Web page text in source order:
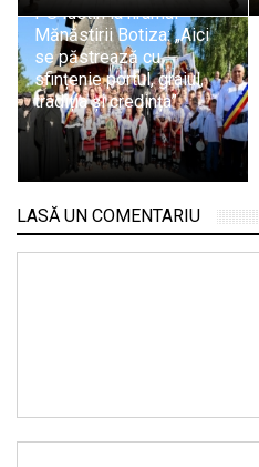
PS Iustin la hramul
Mănăstirii Botiza: „Aici
se păstrează cu
sfințenie portul, graiul,
tradiția și credința”
LASĂ UN COMENTARIU